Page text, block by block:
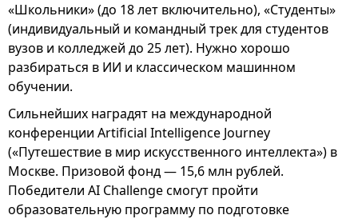
«Школьники» (до 18 лет включительно), «Студенты»
(индивидуальный и командный трек для студентов
вузов и колледжей до 25 лет). Нужно хорошо
разбираться в ИИ и классическом машинном
обучении.
Сильнейших наградят на международной
конференции Artificial Intelligence Journey
(«Путешествие в мир искусственного интеллекта») в
Москве. Призовой фонд — 15,6 млн рублей.
Победители AI Challenge смогут пройти
образовательную программу по подготовке